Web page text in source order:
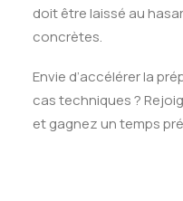
doit être laissé au
concrètes.
Envie d’accélérer la
cas techniques ?
et gagnez un temps